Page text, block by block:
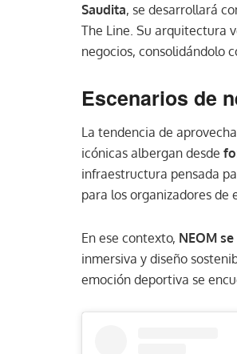
Saudita, se desarrollará
The Line. Su arquitectura
negocios, consolidándolo
Escenarios de
La tendencia de
icónicas albergan desde
infraestructura pensada
para los organizadores de
En ese contexto, NEOM
inmersiva y diseño
emoción deportiva se